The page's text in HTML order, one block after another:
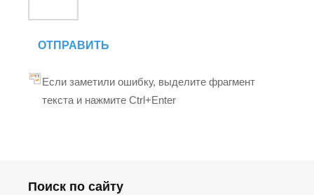
ОТПРАВИТЬ
Если заметили ошибку, выделите фрагмент
текста и нажмите Ctrl+Enter
Поиск по сайту